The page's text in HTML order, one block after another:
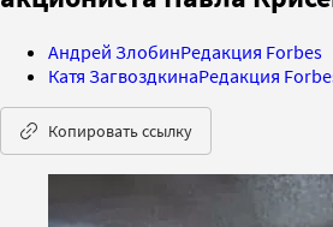
Андрей ЗлобинРедакция Forbes
Катя ЗагвоздкинаРедакция
Копировать ссылку